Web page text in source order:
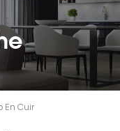
En Cuir